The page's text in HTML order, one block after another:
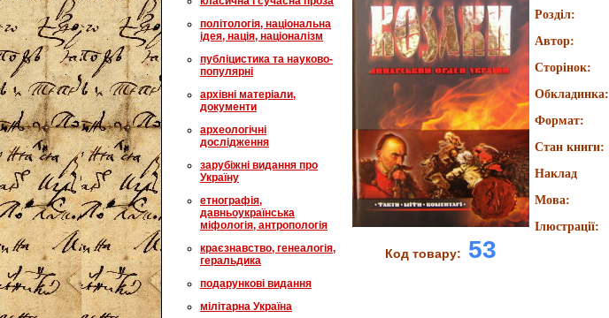
політологія, національна
ідея, нація, націоналізм
публіцистика та науково-
популярні
архівні матеріали,
документи
археологічні
дослідження
зарубіжні видання про
Україну
етнографія,
давньоукраїнська
міфологія, антропологія
краєзнавство, генеалогія,
геральдика
подарункові видання
мілітарна Україна
Код товару: 53
Розділ:
Автор:
Сторінок:
Обкладинка:
Формат:
Стан книги:
Наклад
Мова:
Ілюстрації: